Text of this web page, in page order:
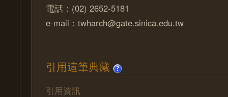
電話：(02) 2652-5181
e-mail：twharch@gate.sinica.edu.tw
引用這筆典藏
引用資訊